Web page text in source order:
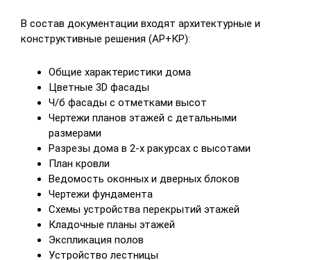
В состав документации входят архитектурные и
конструктивные решения (АР+КР):
Общие характеристики дома
Цветные 3D фасады
Ч/б фасады с отметками высот
Чертежи планов этажей с детальными
размерами
Разрезы дома в 2-х ракурсах с высотами
План кровли
Ведомость оконных и дверных блоков
Чертежи фундамента
Схемы устройства перекрытий этажей
Кладочные планы этажей
Экспликация полов
Устройство лестницы